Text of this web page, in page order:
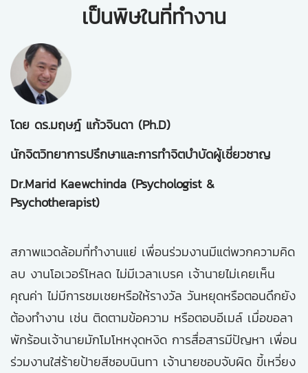
เป็นพิษในที่ทำงาน
โดย ดร.มฤษฎ์ แก้วจินดา (Ph.D)
นักจิตวิทยาการปรึกษาและการทำจิตบำบัดผู้เชี่ยวชาญ
Dr.Marid Kaewchinda (Psychologist &
Psychotherapist)
สภาพแวดล้อมที่ทำงานแย่ เพื่อนร่วมงานมีแต่พวกความคิด
ลบ งานโอเวอร์โหลด ไม่มีเวลาเบรค เจ้านายไม่เคยเห็น
คุณค่า ไม่มีการชมเชยหรือให้รางวัล วันหยุดหรือตอนดึกยัง
ต้องทำงาน เช่น ติดตามข้อความ หรือตอบอีเมล์ เมื่อขอลา
พักร้อนเจ้านายมักโมโหหงุดหงิด การสื่อสารมีปัญหา เพื่อน
ร่วมงานใส่ร้ายป้ายสีชอบนินทา เจ้านายชอบจับผิด ขี้เหวี่ยง